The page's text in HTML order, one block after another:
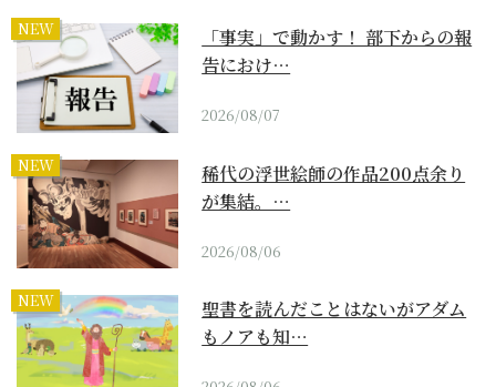
NEW
「事実」で動かす！ 部下からの報
告におけ…
2026/08/07
NEW
稀代の浮世絵師の作品200点余り
が集結。…
2026/08/06
NEW
聖書を読んだことはないがアダム
もノアも知…